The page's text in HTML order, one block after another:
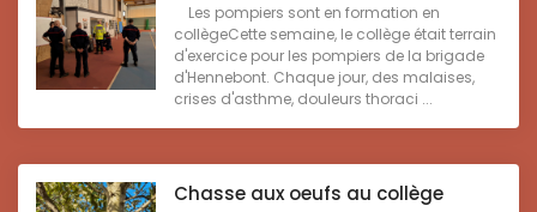
Les pompiers sont en formation en
collègeCette semaine, le collège était terrain
d'exercice pour les pompiers de la brigade
d'Hennebont. Chaque jour, des malaises,
crises d'asthme, douleurs thoraci ...
Chasse aux oeufs au collège